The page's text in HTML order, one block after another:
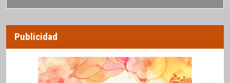
Publicidad